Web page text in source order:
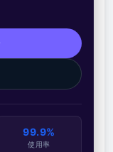
99.9%
使用率